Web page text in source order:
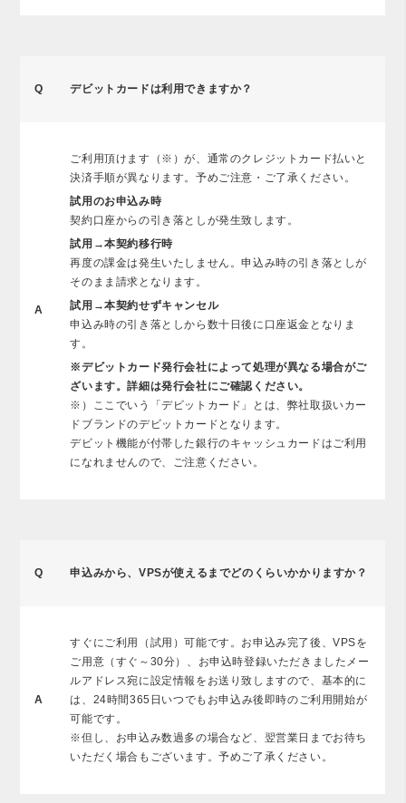
Q デビットカードは利用できますか？
A
ご利用頂けます（※）が、通常のクレジットカード払いと
決済手順が異なります。予めご注意・ご了承ください。
試用のお申込み時
契約口座からの引き落としが発生致します。
試用→本契約移行時
再度の課金は発生いたしません。申込み時の引き落としが
そのまま請求となります。
試用→本契約せずキャンセル
申込み時の引き落としから数十日後に口座返金となりま
す。
※デビットカード発行会社によって処理が異なる場合がご
ざいます。詳細は発行会社にご確認ください。
※）ここでいう「デビットカード」とは、弊社取扱いカー
ドブランドのデビットカードとなります。
デビット機能が付帯した銀行のキャッシュカードはご利用
になれませんので、ご注意ください。
Q 申込みから、VPSが使えるまでどのくらいかかりますか？
A
すぐにご利用（試用）可能です。お申込み完了後、VPSを
ご用意（すぐ～30分）、お申込時登録いただきましたメー
ルアドレス宛に設定情報をお送り致しますので、基本的に
は、24時間365日いつでもお申込み後即時のご利用開始が
可能です。
※但し、お申込み数過多の場合など、翌営業日までお待ち
いただく場合もございます。予めご了承ください。